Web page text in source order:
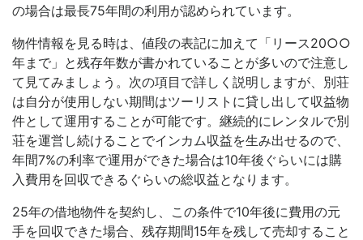
の場合は最長75年間の利用が認められています。
物件情報を見る時は、値段の表記に加えて「リース20○○
年まで」と残存年数が書かれていることが多いので注意し
て見てみましょう。次の項目で詳しく説明しますが、別荘
は自分が使用しない期間はツーリストに貸し出して収益物
件として運用することが可能です。継続的にレンタルで別
荘を運営し続けることでインカム収益を生み出せるので、
年間7%の利率で運用ができた場合は10年後ぐらいには購
入費用を回収できるぐらいの総収益となります。
25年の借地物件を契約し、この条件で10年後に費用の元
手を回収できた場合、残存期間15年を残して売却すること